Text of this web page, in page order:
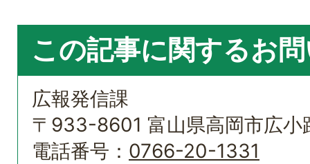
この記事に関するお
広報発信課
〒933-8601 富山県高岡市広
電話番号： 0766-20-1331